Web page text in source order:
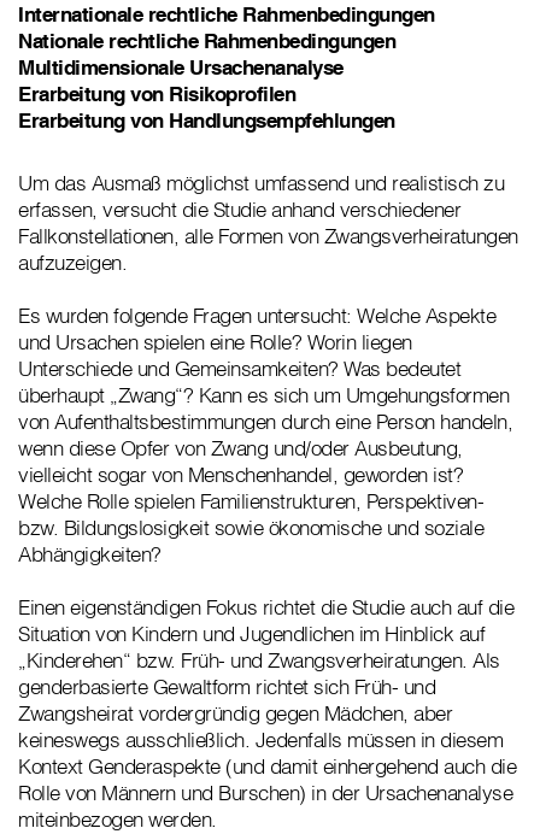
Internationale rechtliche Rahmenbedingungen
Nationale rechtliche Rahmenbedingungen
Multidimensionale Ursachenanalyse
Erarbeitung von Risikoprofilen
Erarbeitung von Handlungsempfehlungen
Um das Ausmaß möglichst umfassend und realistisch zu
erfassen, versucht die Studie anhand verschiedener
Fallkonstellationen, alle Formen von Zwangsverheiratungen
aufzuzeigen.
Es wurden folgende Fragen untersucht: Welche Aspekte
und Ursachen spielen eine Rolle? Worin liegen
Unterschiede und Gemeinsamkeiten? Was bedeutet
überhaupt „Zwang“? Kann es sich um Umgehungsformen
von Aufenthaltsbestimmungen durch eine Person handeln,
wenn diese Opfer von Zwang und/oder Ausbeutung,
vielleicht sogar von Menschenhandel, geworden ist?
Welche Rolle spielen Familienstrukturen, Perspektiven-
bzw. Bildungslosigkeit sowie ökonomische und soziale
Abhängigkeiten?
Einen eigenständigen Fokus richtet die Studie auch auf die
Situation von Kindern und Jugendlichen im Hinblick auf
„Kinderehen“ bzw. Früh- und Zwangsverheiratungen. Als
genderbasierte Gewaltform richtet sich Früh- und
Zwangsheirat vordergründig gegen Mädchen, aber
keineswegs ausschließlich. Jedenfalls müssen in diesem
Kontext Genderaspekte (und damit einhergehend auch die
Rolle von Männern und Burschen) in der Ursachenanalyse
miteinbezogen werden.